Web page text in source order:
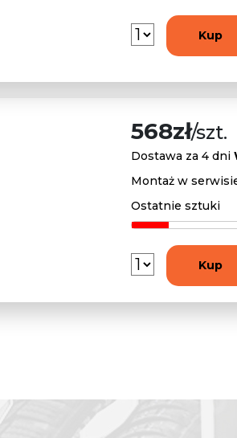
Kup
568zł/szt.
Dostawa za 4 dni
Montaż w
Ostatnie sztuki
Kup